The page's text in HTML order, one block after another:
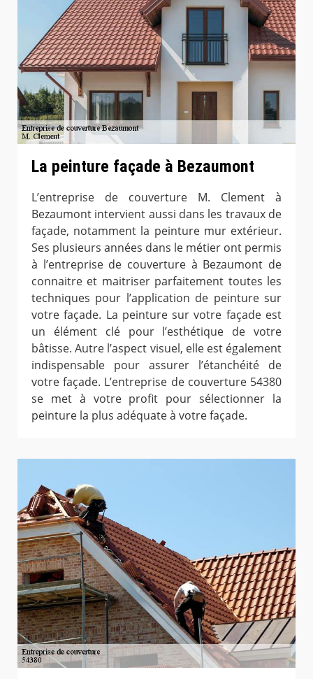
La peinture façade à Bezaumont
L’entreprise de couverture M. Clement à
Bezaumont intervient aussi dans les travaux de
façade, notamment la peinture mur extérieur.
Ses plusieurs années dans le métier ont permis
à l’entreprise de couverture à Bezaumont de
connaitre et maitriser parfaitement toutes les
techniques pour l’application de peinture sur
votre façade. La peinture sur votre façade est
un élément clé pour l’esthétique de votre
bâtisse. Autre l’aspect visuel, elle est également
indispensable pour assurer l’étanchéité de
votre façade. L’entreprise de couverture 54380
se met à votre profit pour sélectionner la
peinture la plus adéquate à votre façade.